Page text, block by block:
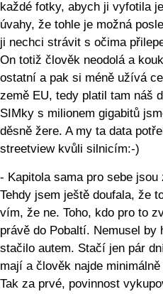
každé fotky, abych ji vyfotila
úvahy, že tohle je možná
ji nechci strávit s očima
On totiž člověk neodolá a
ostatní a pak si méně užívá
země EU, tedy platil tam náš
SIMky s milionem gigabitů
děsně žere. A my ta data
streetview kvůli silnicím:-)
- Kapitola sama pro sebe
Tehdy jsem ještě doufala, že
vím, že ne. Toho, kdo pro to
právě do Pobaltí. Nemusel
stačilo autem. Stačí jen pár
mají a člověk najde
Tak za prvé, povinnost